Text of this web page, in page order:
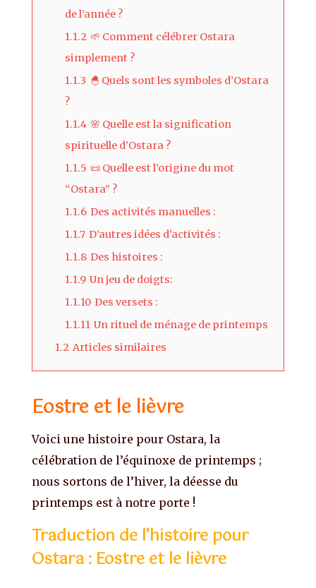
de l’année ?
1.1.2 🌱 Comment célébrer Ostara
simplement ?
1.1.3 🐣 Quels sont les symboles d’Ostara
?
1.1.4 🌸 Quelle est la signification
spirituelle d’Ostara ?
1.1.5 📜 Quelle est l’origine du mot
“Ostara” ?
1.1.6 Des activités manuelles :
1.1.7 D’autres idées d’activités :
1.1.8 Des histoires :
1.1.9 Un jeu de doigts:
1.1.10 Des versets :
1.1.11 Un rituel de ménage de printemps
1.2 Articles similaires
Eostre et le lièvre
Voici une histoire pour Ostara, la
célébration de l’équinoxe de printemps ;
nous sortons de l’hiver, la déesse du
printemps est à notre porte !
Traduction de l’histoire pour
Ostara : Eostre et le lièvre